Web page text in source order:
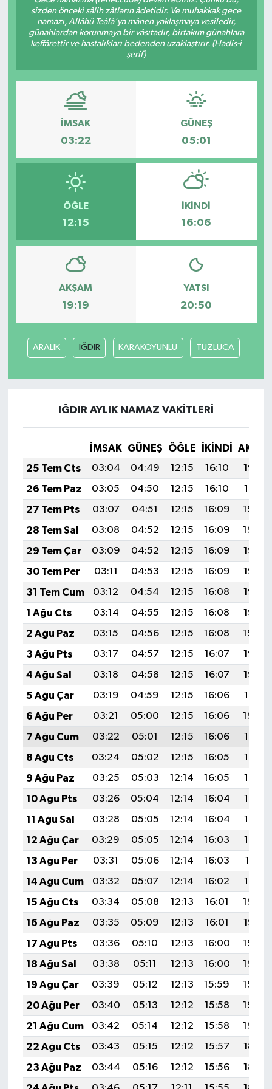
sizden önceki sâlih zâtların âdetidir. Ve muhakkak gece
namazı, Allâhü Teâlâ'ya mânen yaklaşmaya vesîledir,
günahlardan korunmaya bir vâsıtadır, birtakım günahlara
keffârettir ve hastalıkları bedenden uzaklaştırır. (Hadis-i
şerif)
İMSAK
03:22
GÜNEŞ
05:01
ÖĞLE
12:15
İKINDI
16:06
AKŞAM
19:19
YATSI
20:50
ARALIK IĞDIR KARAKOYUNLU TUZLUCA
IĞDIR AYLIK NAMAZ VAKITLERI
İMSAK GÜNEŞ ÖĞLE İKINDI
25 Tem Cts
03:04 04:49 12:15 16:10
19:32
26 Tem Paz
03:05 04:50 12:15 16:10
19:31
27 Tem Pts
03:07 04:51 12:15 16:09
19:30
28 Tem Sal
03:08 04:52 12:15 16:09
19:29
29 Tem Çar
03:09 04:52 12:15 16:09
19:28
30 Tem Per
03:11 04:53 12:15 16:09
19:27
31 Tem Cum
03:12 04:54 12:15 16:08
19:26
1 Ağu Cts
03:14 04:55 12:15 16:08
19:25
2 Ağu Paz
03:15 04:56 12:15 16:08
19:24
3 Ağu Pts
03:17 04:57 12:15 16:07
19:23
4 Ağu Sal
03:18 04:58 12:15 16:07
19:22
5 Ağu Çar
03:19 04:59 12:15 16:06
19:21
6 Ağu Per
03:21 05:00 12:15 16:06
19:20
7 Ağu Cum
03:22 05:01 12:15 16:06
19:19
8 Ağu Cts
03:24 05:02 12:15 16:05
19:17
9 Ağu Paz
03:25 05:03 12:14 16:05
19:16
10 Ağu Pts
03:26 05:04 12:14 16:04
19:15
11 Ağu Sal
03:28 05:05 12:14 16:04
19:14
12 Ağu Çar
03:29 05:05 12:14 16:03
19:13
13 Ağu Per
03:31 05:06 12:14 16:03
19:11
14 Ağu Cum
03:32 05:07 12:14 16:02
19:10
15 Ağu Cts
03:34 05:08 12:13 16:01
19:09
16 Ağu Paz
03:35 05:09 12:13 16:01
19:07
17 Ağu Pts
03:36 05:10 12:13 16:00
19:06
18 Ağu Sal
03:38 05:11 12:13 16:00
19:05
19 Ağu Çar
03:39 05:12 12:13 15:59
19:03
20 Ağu Per
03:40 05:13 12:12 15:58
19:02
21 Ağu Cum
03:42 05:14 12:12 15:58
19:00
22 Ağu Cts
03:43 05:15 12:12 15:57
18:59
23 Ağu Paz
03:44 05:16 12:12 15:56
18:57
SAĞLIK
BÖLGE
POPÜLER
DÜNYA
TREND
MEDYA
OTOMOTİV
TEKNOLOJİ